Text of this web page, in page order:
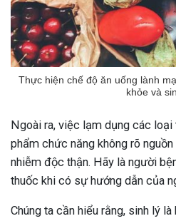
Thực hiện chế độ ăn uống lành
khỏe và
Ngoài ra, việc lạm dụng các
phẩm chức năng không rõ
nhiễm độc thận. Hãy là người
thuốc khi có sự hướng dẫn của
Chúng ta cần hiểu rằng, sinh lý